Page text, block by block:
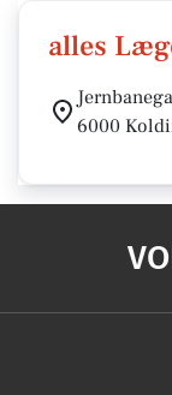
alles
6000